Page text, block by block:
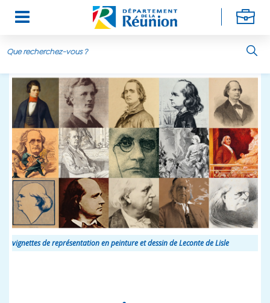
Aller au contenu principal
vignettes de représentation en peinture et dessin de Leconte de Lisle